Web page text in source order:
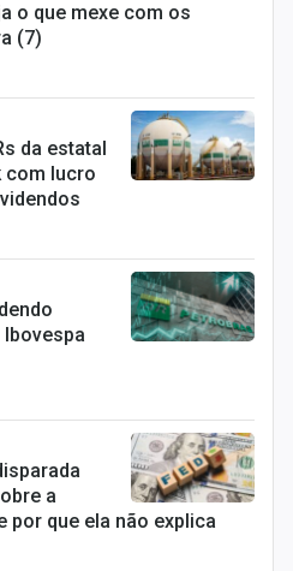
o que mexe com os
(7)
da estatal
com lucro
a
por que ela não explica